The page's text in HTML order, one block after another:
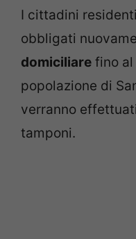
I cittadini
obbligati
domiciliare fino al
popolazione di
verranno
tamponi.